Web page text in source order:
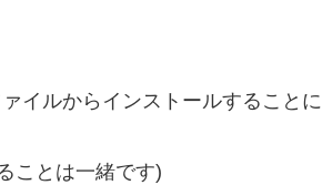
イルからインストールすることに
ことは一緒です)